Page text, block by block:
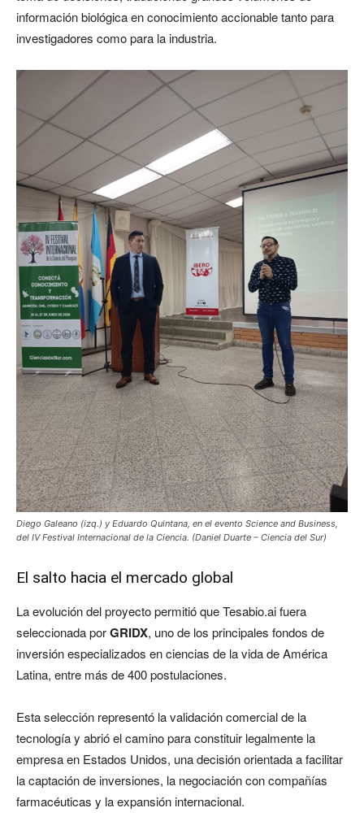
información biológica en conocimiento accionable tanto para
investigadores como para la industria.
Diego Galeano (izq.) y Eduardo Quintana, en el evento Science and Business,
del IV Festival Internacional de la Ciencia. (Daniel Duarte – Ciencia del Sur)
El salto hacia el mercado global
La evolución del proyecto permitió que Tesabio.ai fuera
seleccionada porGRIDX, uno de los principales fondos de
inversión especializados en ciencias de la vida de América
Latina, entre más de 400 postulaciones.
Esta selección representó la validación comercial de la
tecnología y abrió el camino para constituir legalmente la
empresa en Estados Unidos, una decisión orientada a facilitar
la captación de inversiones, la negociación con compañías
farmacéuticas y la expansión internacional.